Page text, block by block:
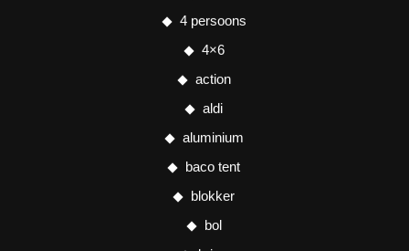
4 persoons
4×6
action
aldi
aluminium
baco tent
blokker
bol